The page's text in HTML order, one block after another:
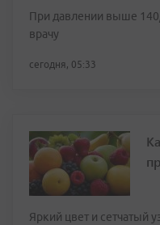
При давлении выше
врачу
сегодня, 05:33
Яркий цвет и сетчатый